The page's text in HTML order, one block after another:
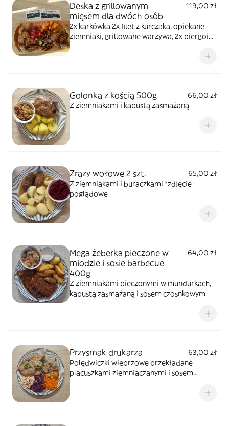
Deska z grillowanym
mięsem dla dwóch osób
119,00 zł
2x karkówka 2x filet z kurczaka, opiekane
ziemniaki, grillowane warzywa, 2x piergoi
Golonka z kością 500g
66,00 zł
Z ziemniakami i kapustą zasmażaną
Zrazy wołowe 2 szt.
65,00 zł
Z ziemniakami i buraczkami *zdjęcie
poglądowe
Mega żeberka pieczone w
miodzie i sosie barbecue
400g
64,00 zł
Z ziemniakami pieczonymi w mundurkach,
kapustą zasmażaną i sosem czosnkowym
Przysmak drukarza
63,00 zł
Polędwiczki wieprzowe przekładane
placuszkami ziemniaczanymi i sosem